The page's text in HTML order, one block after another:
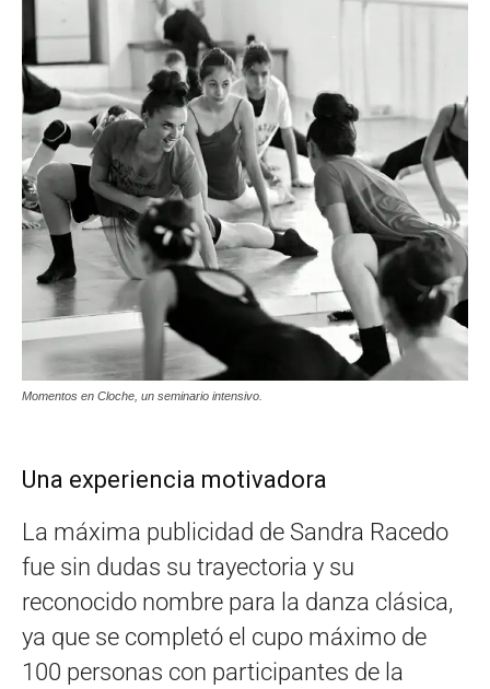
Momentos en Cloche, un seminario intensivo.
Una experiencia motivadora
La máxima publicidad de Sandra Racedo
fue sin dudas su trayectoria y su
reconocido nombre para la danza clásica,
ya que se completó el cupo máximo de
100 personas con participantes de la